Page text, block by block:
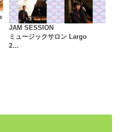
JAM SESSION
ミュージックサロン Largo
2…